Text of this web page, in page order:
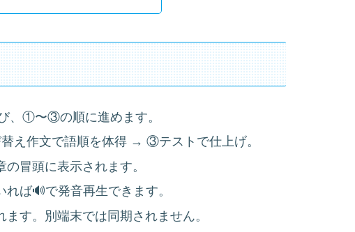
、①〜③の順に進めます。
作文で語順を体得 → ③テストで仕上げ。
冒頭に表示されます。
ば🔊で発音再生できます。
す。別端末では同期されません。